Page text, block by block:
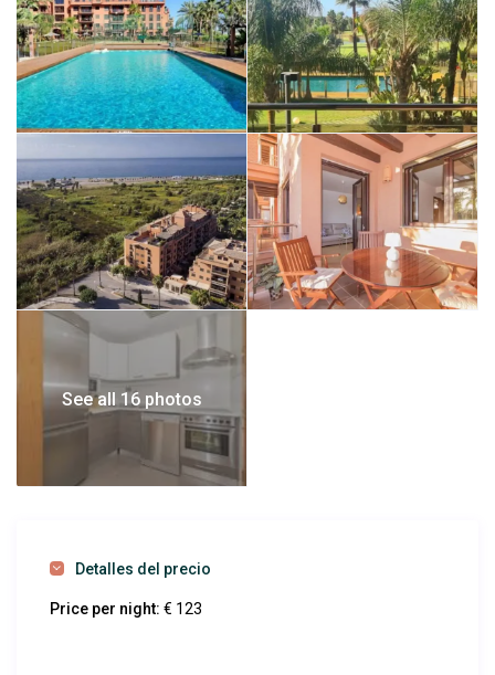
playa.
Espacio
Es un apartamento situado en una de las mejores
urbanizaciones de la Costa Tropical. El entorno es
realmente privilegiado. La terraza te invita a
desconectar y relajarte. Tiene fácil acceso a la playa, que
sale directamente de la urbanización. Dispone de una
plaza de aparcamiento en el garaje del edificio, con
cómodo acceso al ascensor. Tiene aire acondicionado en
todas las habitaciones, un dormitorio con cama de
150x200cm, y un sofá convertible, mediante un sistema
de apertura italiano, en cama con somier de láminas
muy confortable y colchón de espuma viscoelástica de
140x190cm. La cocina está equipada con lavavajillas,
lavadora, microondas, tostadora, batidora, cafetera y
utensilios de cocina. El baño dispone de secador de pelo,
toallas, champú y gel.
See all 16 photos
Detalles del precio
Price per night: € 123